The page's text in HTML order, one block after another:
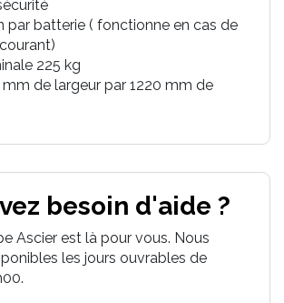
par batterie ( fonctionne en cas de
225 kg
de largeur par 1220 mm de
besoin d'aide ?
Ascier est là pour vous. Nous
les jours ouvrables de